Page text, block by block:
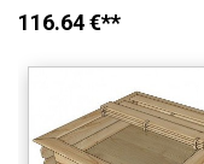
116.64 €**